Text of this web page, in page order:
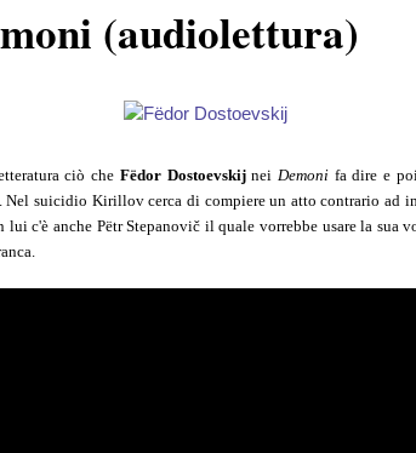
(audiolettura)
ciò che Fëdor Dostoevskijnei Demoni fa dire e
suicidio Kirillov cerca di compiere un atto contrario ad
lui c'è anche Pëtr Stepanovič il quale vorrebbe usare la sua